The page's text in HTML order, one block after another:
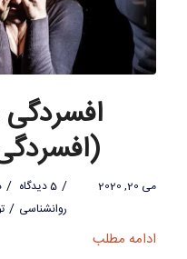
افسردگی
می 20, 2020 / 5 دیدگاه /
روانشناسی /
ادامه مطلب